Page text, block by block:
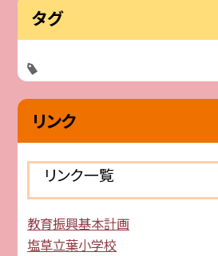
タグ
リンク
リンク一覧
教育振興基本計画
塩草立葉小学校